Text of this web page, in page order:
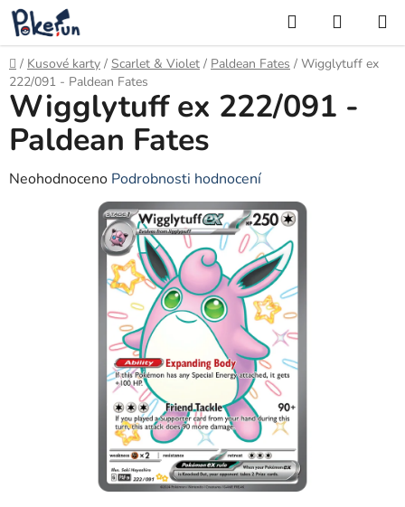
Přejít
na
obsah
Hledat
KOŠÍK
Domů
/ Kusové karty / Scarlet & Violet / Paldean Fates / Wigglytuff ex
222/091 - Paldean Fates
Wigglytuff ex 222/091 -
Paldean Fates
Průměrné
Neohodnoceno Podrobnosti hodnocení